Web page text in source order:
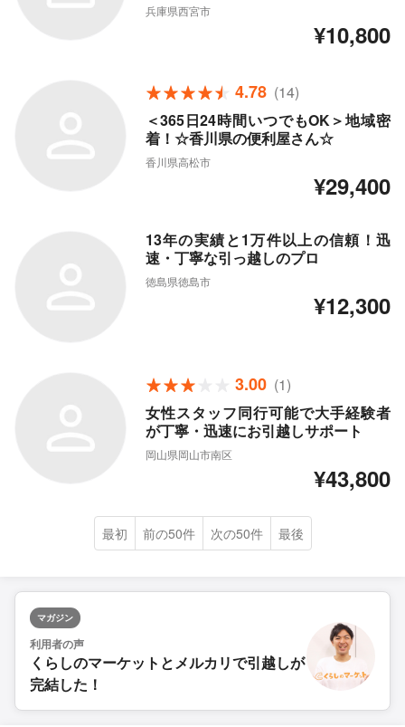
兵庫県西宮市
¥10,800
4.78 (14)
＜365日24時間いつでもOK＞地域密
着！☆香川県の便利屋さん☆
香川県高松市
¥29,400
13年の実績と1万件以上の信頼！迅
速・丁寧な引っ越しのプロ
徳島県徳島市
¥12,300
3.00 (1)
女性スタッフ同行可能で大手経験者
が丁寧・迅速にお引越しサポート
岡山県岡山市南区
¥43,800
最初 前の50件 次の50件 最後
マガジン
利用者の声
くらしのマーケットとメルカリで引越しが
完結した！